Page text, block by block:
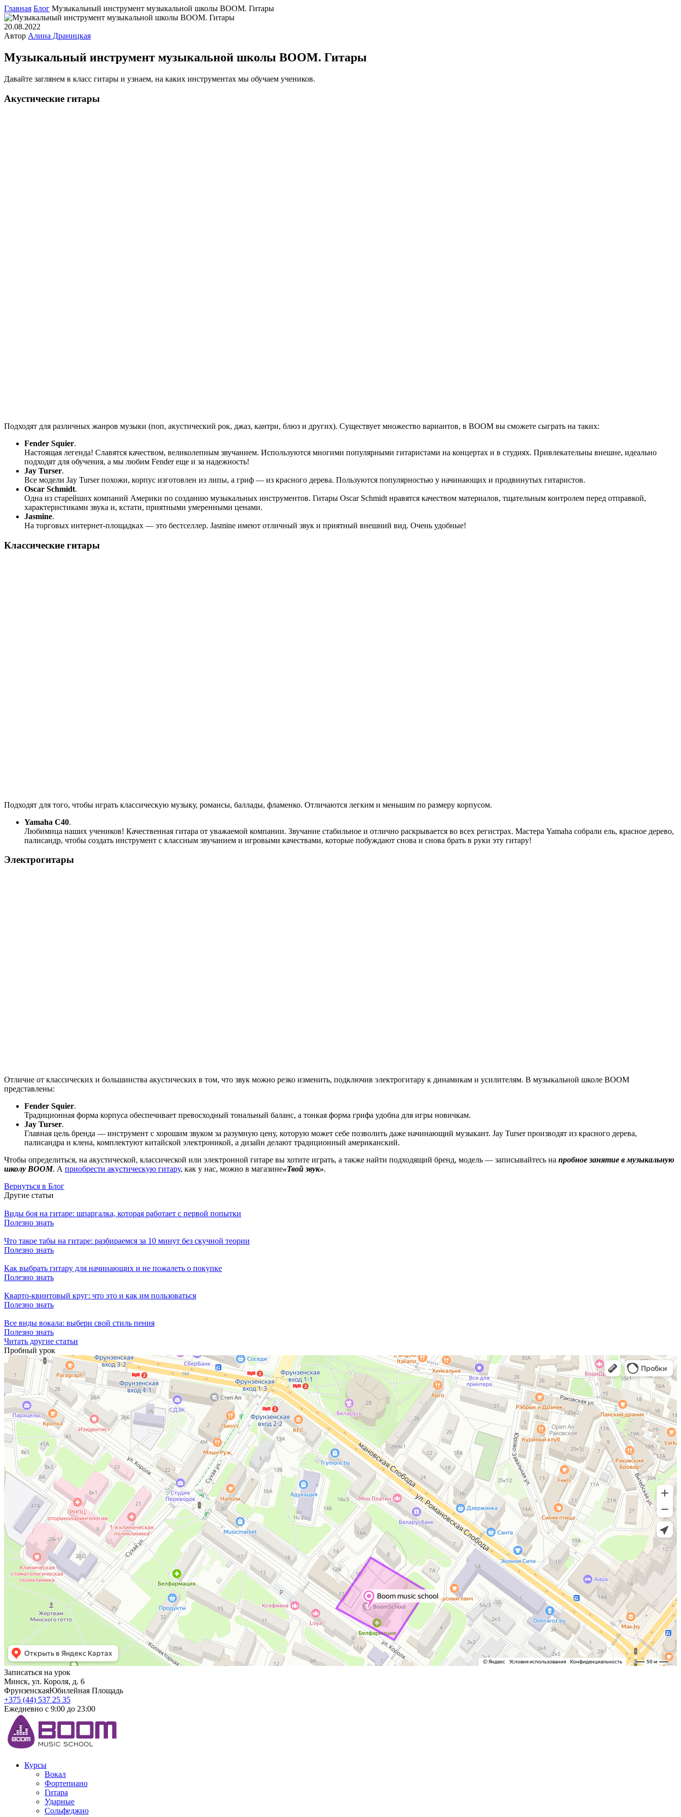
Главная Блог Музыкальный инструмент музыкальной школы BOOM. Гитары
20.08.2022
Автор Алина Драницкая
Музыкальный инструмент музыкальной школы BOOM. Гитары
Давайте заглянем в класс гитары и узнаем, на каких инструментах мы обучаем учеников.
Акустические гитары
Подходят для различных жанров музыки (поп, акустический рок, джаз, кантри, блюз и других). Существует множество вариантов, в BOOM вы сможете сыграть на таких:
Fender Squier.
Настоящая легенда! Славятся качеством, великолепным звучанием. Используются многими популярными гитаристами на концертах и в студиях. Привлекательны внешне, идеально
подходят для обучения, а мы любим Fender еще и за надежность!
Jay Turser.
Все модели Jay Turser похожи, корпус изготовлен из липы, а гриф — из красного дерева. Пользуются популярностью у начинающих и продвинутых гитаристов.
Oscar Schmidt.
Одна из старейших компаний Америки по созданию музыкальных инструментов. Гитары Oscar Schmidt нравятся качеством материалов, тщательным контролем перед отправкой,
характеристиками звука и, кстати, приятными умеренными ценами.
Jasmine.
На торговых интернет-площадках — это бестселлер. Jasmine имеют отличный звук и приятный внешний вид. Очень удобные!
Классические гитары
Подходят для того, чтобы играть классическую музыку, романсы, баллады, фламенко. Отличаются легким и меньшим по размеру корпусом.
Yamaha C40.
Любимица наших учеников! Качественная гитара от уважаемой компании. Звучание стабильное и отлично раскрывается во всех регистрах. Мастера Yamaha собрали ель, красное дерево,
палисандр, чтобы создать инструмент с классным звучанием и игровыми качествами, которые побуждают снова и снова брать в руки эту гитару!
Электрогитары
Отличие от классических и большинства акустических в том, что звук можно резко изменить, подключив электрогитару к динамикам и усилителям. В музыкальной школе BOOM
представлены:
Fender Squier.
Традиционная форма корпуса обеспечивает превосходный тональный баланс, а тонкая форма грифа удобна для игры новичкам.
Jay Turser.
Главная цель бренда — инструмент с хорошим звуком за разумную цену, которую может себе позволить даже начинающий музыкант. Jay Turser производят из красного дерева,
палисандра и клена, комплектуют китайской электроникой, а дизайн делают традиционный американский.
Чтобы определиться, на акустической, классической или электронной гитаре вы хотите играть, а также найти подходящий бренд, модель — записывайтесь на пробное занятие в музыкальную
школу BOOM. А приобрести акустическую гитару, как у нас, можно в магазине«Твой звук».
Вернуться в Блог
Другие статьи
Виды боя на гитаре: шпаргалка, которая работает с первой попытки
Полезно знать
Что такое табы на гитаре: разбираемся за 10 минут без скучной теории
Полезно знать
Как выбрать гитару для начинающих и не пожалеть о покупке
Полезно знать
Кварто-квинтовый круг: что это и как им пользоваться
Полезно знать
Все виды вокала: выбери свой стиль пения
Полезно знать
Читать другие статьи
Пробный урок
Записаться на урок
Минск, ул. Короля, д. 6
ФрунзенскаяЮбилейная Площадь
+375 (44) 537 25 35
Ежедневно с 9:00 до 23:00
Курсы
Вокал
Фортепиано
Гитара
Ударные
Сольфеджио